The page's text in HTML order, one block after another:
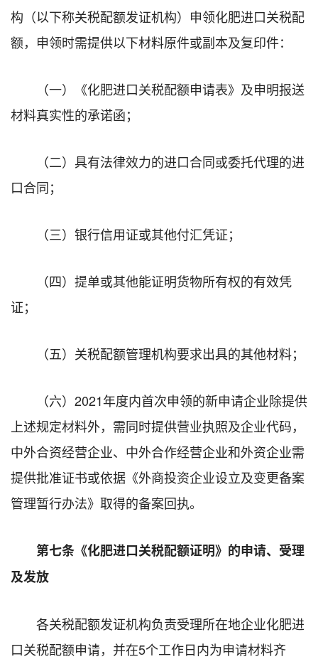
构（以下称关税配额发证机构）申领化肥进口关税配
额，申领时需提供以下材料原件或副本及复印件：
（一）《化肥进口关税配额申请表》及申明报送
材料真实性的承诺函；
（二）具有法律效力的进口合同或委托代理的进
口合同；
（三）银行信用证或其他付汇凭证；
（四）提单或其他能证明货物所有权的有效凭
证；
（五）关税配额管理机构要求出具的其他材料；
（六）2021年度内首次申领的新申请企业除提供
上述规定材料外，需同时提供营业执照及企业代码，
中外合资经营企业、中外合作经营企业和外资企业需
提供批准证书或依据《外商投资企业设立及变更备案
管理暂行办法》取得的备案回执。
第七条《化肥进口关税配额证明》的申请、受理
及发放
各关税配额发证机构负责受理所在地企业化肥进
口关税配额申请，并在5个工作日内为申请材料齐